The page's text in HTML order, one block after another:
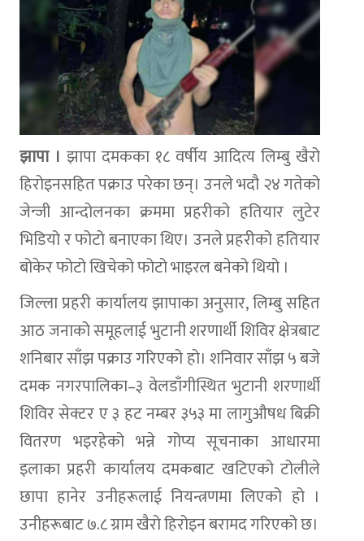
झापा । झापा दमकका १८ वर्षीय आदित्य लिम्बु खैरो
हिरोइनसहित पक्राउ परेका छन्। उनले भदौ २४ गतेको
जेन्जी आन्दोलनका क्रममा प्रहरीको हतियार लुटेर
भिडियो र फोटो बनाएका थिए। उनले प्रहरीको हतियार
बोकेर फोटो खिचेको फोटो भाइरल बनेको थियो ।
जिल्ला प्रहरी कार्यालय झापाका अनुसार, लिम्बु सहित
आठ जनाको समूहलाई भुटानी शरणार्थी शिविर क्षेत्रबाट
शनिबार साँझ पक्राउ गरिएको हो। शनिवार साँझ ५ बजे
दमक नगरपालिका–३ वेलडाँगीस्थित भुटानी शरणार्थी
शिविर सेक्टर ए ३ हट नम्बर ३५३ मा लागुऔषध बिक्री
वितरण भइरहेको भन्ने गोप्य सूचनाका आधारमा
इलाका प्रहरी कार्यालय दमकबाट खटिएको टोलीले
छापा हानेर उनीहरूलाई नियन्त्रणमा लिएको हो ।
उनीहरूबाट ७.८ ग्राम खैरो हिरोइन बरामद गरिएको छ।